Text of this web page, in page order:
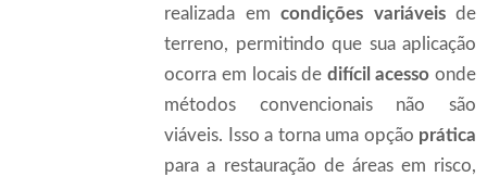
realizada emcondições variáveisde
terreno, permitindo que sua aplicação
ocorra em locais de difícil acesso onde
métodos convencionais não são
viáveis. Isso a torna uma opção prática
para a restauração de áreas em risco,